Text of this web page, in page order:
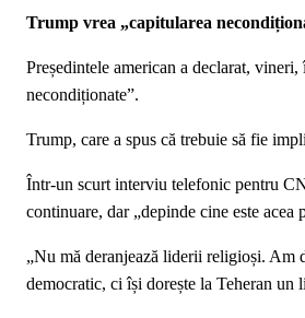
Trump vrea „capitularea
Președintele american a declarat,
necondiționate”.
Trump, care a spus că trebuie să fie
Într-un scurt interviu telefonic pentru
continuare, dar „depinde cine este acea
„Nu mă deranjează liderii religioși. Am
democratic, ci își dorește la Teheran